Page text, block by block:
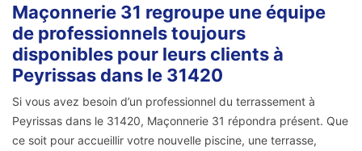
Maçonnerie 31 regroupe une équipe
de professionnels toujours
disponibles pour leurs clients à
Peyrissas dans le 31420
Si vous avez besoin d’un professionnel du terrassement à
Peyrissas dans le 31420, Maçonnerie 31 répondra présent. Que
ce soit pour accueillir votre nouvelle piscine, une terrasse,